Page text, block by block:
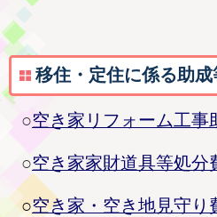
移住・定住に係る助成
○空き家リフォーム工事
○空き家家財道具等処分
○空き家・空き地見守り